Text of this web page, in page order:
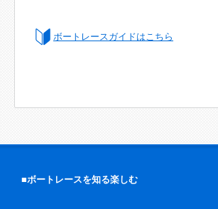
ボートレースガイドはこちら
■ボートレースを知る楽しむ